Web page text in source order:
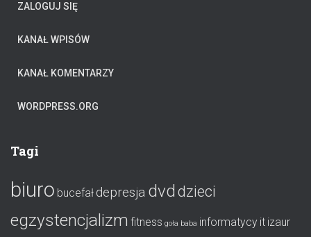
ZALOGUJ SIĘ
KANAŁ WPISÓW
KANAŁ KOMENTARZY
WORDPRESS.ORG
Tagi
biuro bucefał depresja dvddzieci
egzystencjalizm fitness goła baba informatycy it izaur